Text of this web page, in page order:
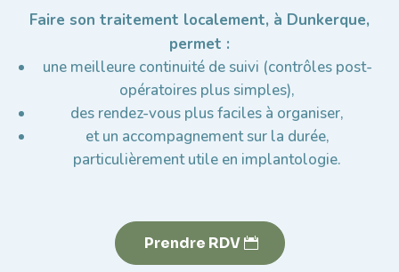
Faire son traitement localement, à Dunkerque,
permet :
une meilleure continuité de suivi (contrôles post-
opératoires plus simples),
des rendez-vous plus faciles à organiser,
et un accompagnement sur la durée,
particulièrement utile en implantologie.
Prendre RDV